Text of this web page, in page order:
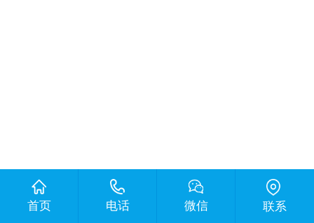
首页 电话 微信 联系